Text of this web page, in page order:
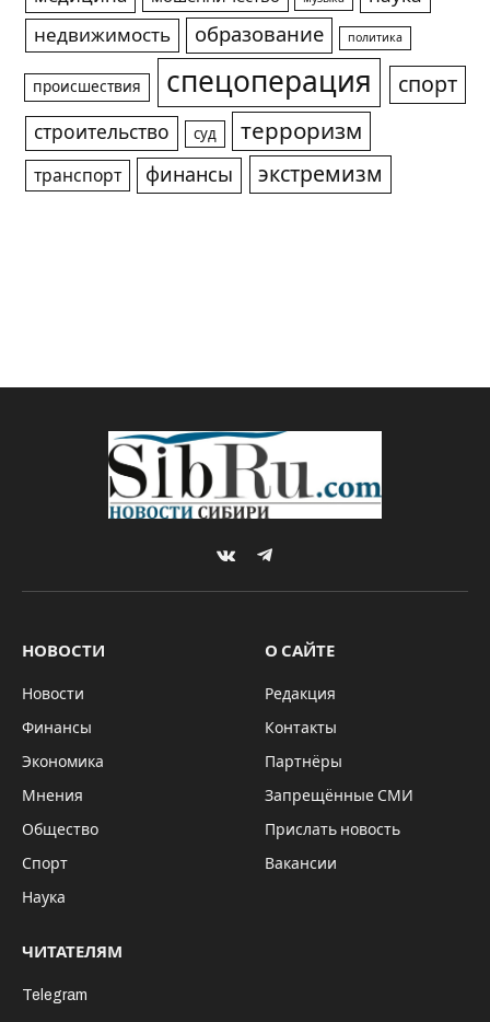
недвижимость
образование политика
происшествия спецоперация спорт
строительство суд терроризм
транспорт финансы экстремизм
VKontakteTelegram
НОВОСТИ
Новости
Финансы
Экономика
Мнения
Общество
Спорт
Наука
О САЙТЕ
Редакция
Контакты
Партнёры
Запрещённые СМИ
Прислать новость
Вакансии
ЧИТАТЕЛЯМ
Telegram